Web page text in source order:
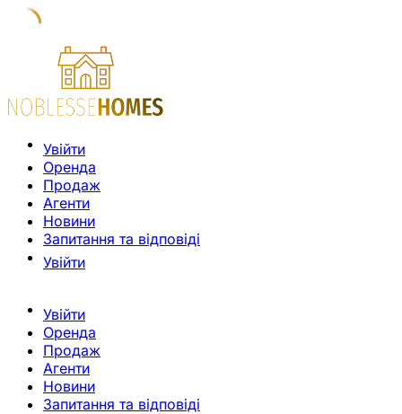
Увійти
Оренда
Продаж
Агенти
Новини
Запитання та відповіді
Увійти
Увійти
Оренда
Продаж
Агенти
Новини
Запитання та відповіді